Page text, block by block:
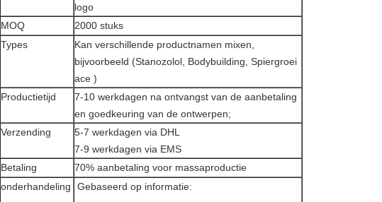
logo
MOQ
2000 stuks
Types
Kan verschillende productnamen mixen,
bijvoorbeeld (Stanozolol, Bodybuilding, Spiergroei
ace )
Productietijd
7-10 werkdagen na ontvangst van de aanbetaling
en goedkeuring van de ontwerpen;
Verzending
5-7 werkdagen via DHL
7-9 werkdagen via EMS
Betaling
70% aanbetaling voor massaproductie
onderhandeling Gebaseerd op informatie: